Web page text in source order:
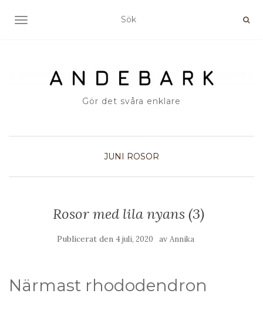
SLÅ PÅ/AV NAVIGERING
Gör det svåra enklare
JUNI ROSOR
Rosor med lila nyans (3)
Publicerat den 4 juli, 2020 av Annika
Närmast rhododendron